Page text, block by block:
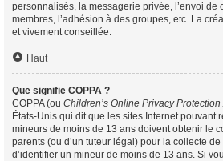
personnalisés, la messagerie privée, l’envoi de
membres, l’adhésion à des groupes, etc. La
et vivement conseillée.
Haut
Que signifie COPPA ?
COPPA (ou Children’s Online Privacy Protection
États-Unis qui dit que les sites Internet pouvant
mineurs de moins de 13 ans doivent obtenir le
parents (ou d’un tuteur légal) pour la collecte
d’identifier un mineur de moins de 13 ans. Si